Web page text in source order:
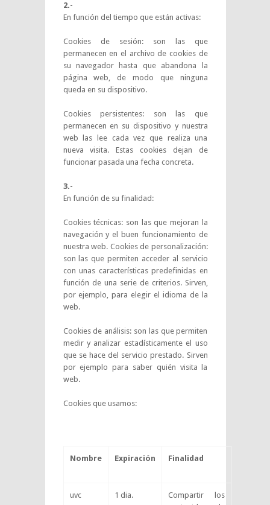
2.-
En función del tiempo que están activas:
Cookies de sesión: son las que
permanecen en el archivo de cookies de
su navegador hasta que abandona la
página web, de modo que ninguna
queda en su dispositivo.
Cookies persistentes: son las que
permanecen en su dispositivo y nuestra
web las lee cada vez que realiza una
nueva visita. Estas cookies dejan de
funcionar pasada una fecha concreta.
3.-
En función de su finalidad:
Cookies técnicas: son las que mejoran la
navegación y el buen funcionamiento de
nuestra web. Cookies de personalización:
son las que permiten acceder al servicio
con unas características predefinidas en
función de una serie de criterios. Sirven,
por ejemplo, para elegir el idioma de la
web.
Cookies de análisis: son las que permiten
medir y analizar estadísticamente el uso
que se hace del servicio prestado. Sirven
por ejemplo para saber quién visita la
web.
Cookies que usamos:
Nombre Expiración Finalidad
uvc 1 dia.
Compartir los